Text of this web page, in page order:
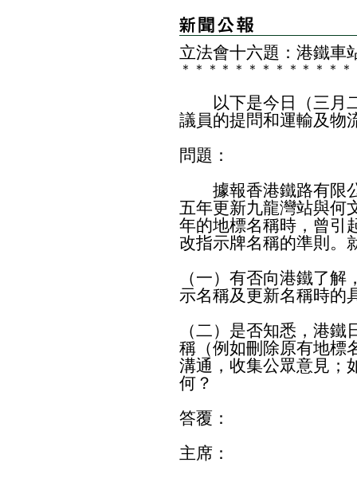
立法會十六題：港鐵車
＊ ＊ ＊ ＊ ＊ ＊ ＊ ＊ ＊ ＊ ＊ ＊ ＊
以下是今日（三月二
議員的提問和運輸及物
問題：
據報香港鐵路有限公
五年更新九龍灣站與何
年的地標名稱時，曾引
改指示牌名稱的準則。
（一）有否向港鐵了
示名稱及更新名稱時的
（二）是否知悉，港
稱（例如刪除原有地標
溝通，收集公眾意見；
何？
答覆：
主席：